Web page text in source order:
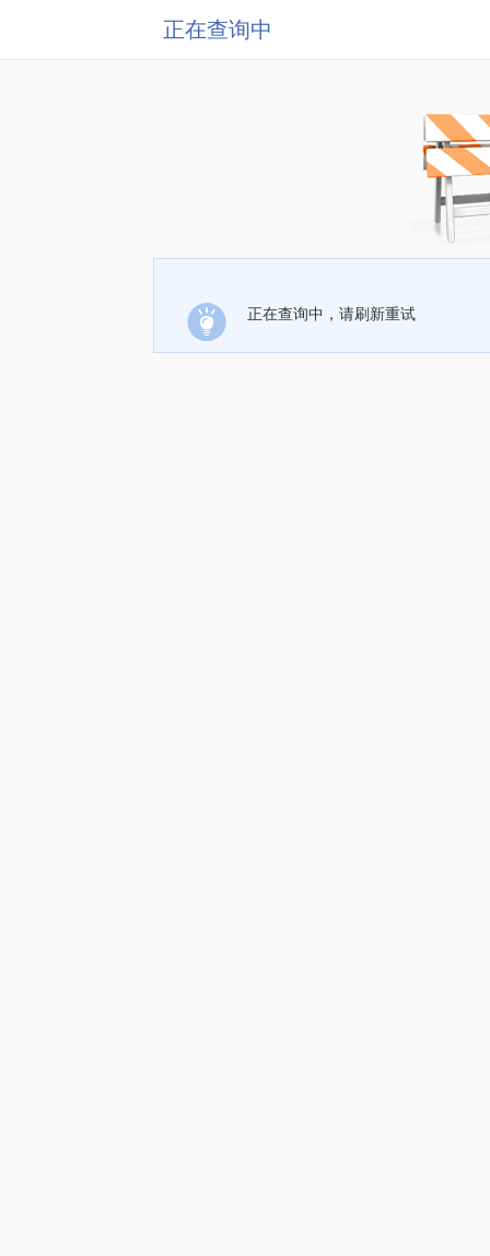
正在查询中
正在查询中，请刷新重试